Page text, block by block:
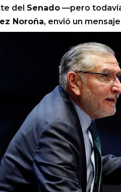
del Senado —pero
Noroña, envió un